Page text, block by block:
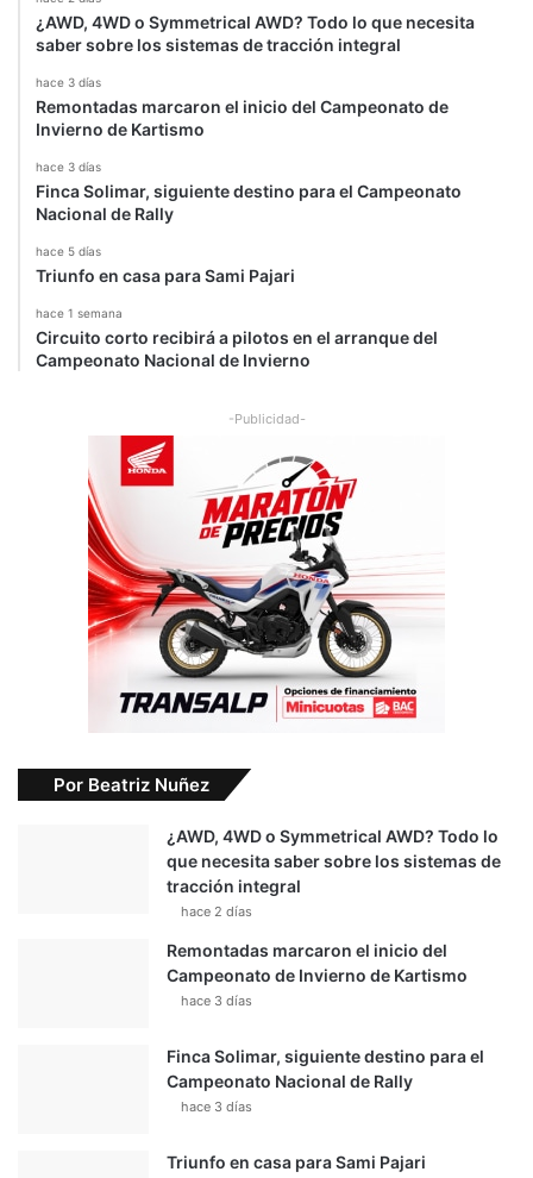
¿AWD, 4WD o Symmetrical AWD? Todo lo que necesita
saber sobre los sistemas de tracción integral
hace 3 días
Remontadas marcaron el inicio del Campeonato de
Invierno de Kartismo
hace 3 días
Finca Solimar, siguiente destino para el Campeonato
Nacional de Rally
hace 5 días
Triunfo en casa para Sami Pajari
hace 1 semana
Circuito corto recibirá a pilotos en el arranque del
Campeonato Nacional de Invierno
-Publicidad-
Por Beatriz Nuñez
¿AWD, 4WD o Symmetrical AWD? Todo lo
que necesita saber sobre los sistemas de
tracción integral
hace 2 días
Remontadas marcaron el inicio del
Campeonato de Invierno de Kartismo
hace 3 días
Finca Solimar, siguiente destino para el
Campeonato Nacional de Rally
hace 3 días
Triunfo en casa para Sami Pajari